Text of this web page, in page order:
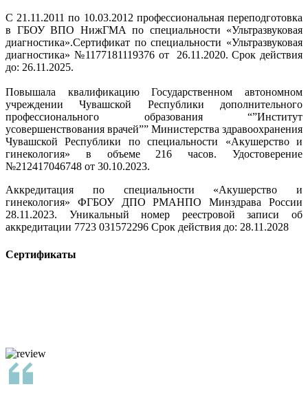
С 21.11.2011 по 10.03.2012 профессиональная переподготовка
в ГБОУ ВПО НижГМА по специальности «Ультразвуковая
диагностика».Сертификат по специальности «Ультразвуковая
диагностика» №1177181119376 от 26.11.2020. Срок действия
до: 26.11.2025.
Повышала квалификацию Государственном автономном
учреждении Чувашской Республики дополнительного
профессионального образования “”Институт
усовершенствования врачей”” Министерства здравоохранения
Чувашской Республики по специальности «Акушерство и
гинекология» в объеме 216 часов. Удостоверение
№212417046748 от 30.10.2023.
Аккредитация по специальности «Акушерство и
гинекология» ФГБОУ ДПО РМАНПО Минздрава России
28.11.2023. Уникальный номер реестровой записи об
аккредитации 7723 031572296 Срок действия до: 28.11.2028
Сертификаты